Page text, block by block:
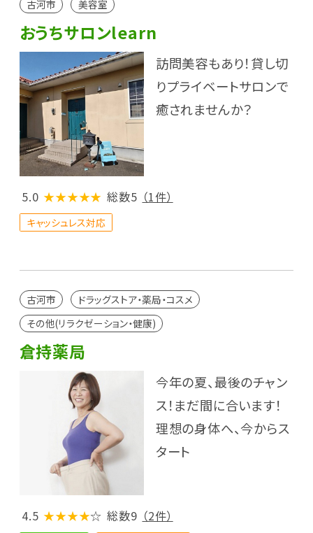
古河市 美容室
おうちサロンlearn
訪問美容もあり！貸し切
りプライベートサロンで
癒されませんか？
5.0 ★★★★★ 総数5 （1件）
キャッシュレス対応
古河市
ドラッグストア・薬局・コスメ
その他(リラクゼーション・健康)
倉持薬局
今年の夏、最後のチャン
ス！まだ間に合います！
理想の身体へ、今からス
タート
4.5 ★★★★☆ 総数9 （2件）